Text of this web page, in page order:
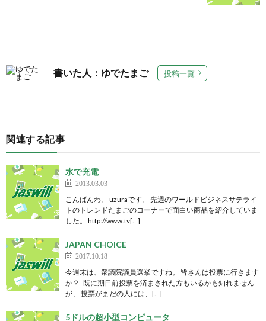
書いた人：ゆでたまご 投稿一覧
関連する記事
水で充電
2013.03.03
こんばんわ。 uzuraです。 先週のワールドビジネスサテライ
トのトレンドたまごのコーナーで面白い商品を紹介していま
した。 http://www.tv[…]
JAPAN CHOICE
2017.10.18
今週末は、衆議院議員選挙ですね。 皆さんは投票に行きます
か？ 既に期日前投票を済まされた方もいるかも知れません
が、 投票がまだの人には、[…]
5ドルの超小型コンピュータ